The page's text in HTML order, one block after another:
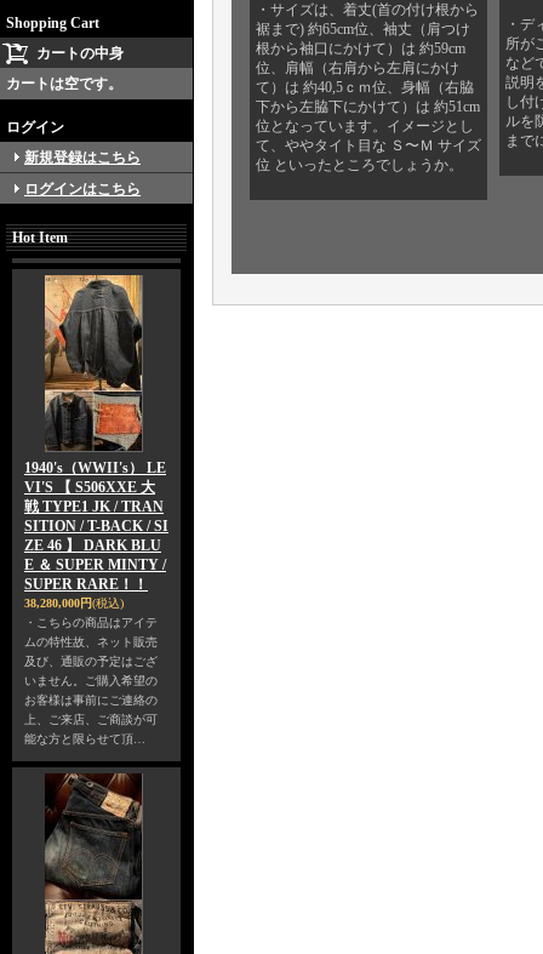
Shopping Cart
カートの中身
カートは空です。
ログイン
新規登録はこちら
ログインはこちら
Hot Item
1940's（WWII's） LE
VI'S 【 S506XXE 大
戦 TYPE1 JK / TRAN
SITION / T-BACK / SI
ZE 46 】 DARK BLU
E ＆ SUPER MINTY /
SUPER RARE！！
38,280,000円(税込)
・こちらの商品はアイテ
ムの特性故、ネット販売
及び、通販の予定はござ
いません。ご購入希望の
お客様は事前にご連絡の
上、ご来店、ご商談が可
能な方と限らせて頂…
・サイズは、着丈(首の付け根から
裾まで) 約65cm位、袖丈（肩つけ
根から袖口にかけて）は 約59cm
位、肩幅（右肩から左肩にかけ
て）は 約40,5ｃｍ位、身幅（右脇
下から左脇下にかけて）は 約51cm
位となっています。イメージとし
て、ややタイト目な Ｓ〜Ｍ サイズ
位 といったところでしょうか。
・デ
所が
など
説明
し付
ルを
まで